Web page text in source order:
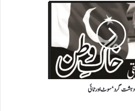
دہشت گرد‘ سوٹ اور ٹائی